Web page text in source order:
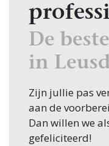
De
in
Zijn jullie pas
aan de
Dan willen we
gefeliciteerd!